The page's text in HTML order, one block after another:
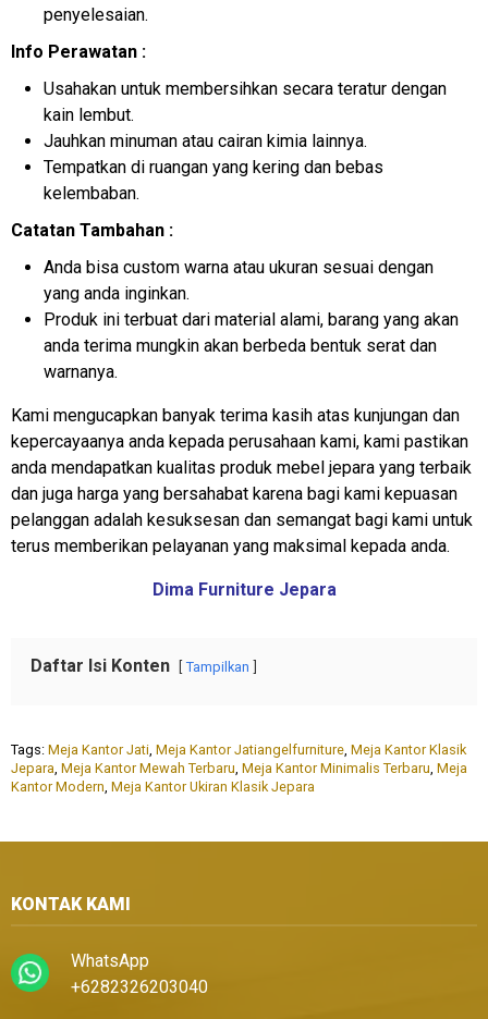
penyelesaian.
Info Perawatan :
Usahakan untuk membersihkan secara teratur dengan
kain lembut.
Jauhkan minuman atau cairan kimia lainnya.
Tempatkan di ruangan yang kering dan bebas
kelembaban.
Catatan Tambahan :
Anda bisa custom warna atau ukuran sesuai dengan
yang anda inginkan.
Produk ini terbuat dari material alami, barang yang akan
anda terima mungkin akan berbeda bentuk serat dan
warnanya.
Kami mengucapkan banyak terima kasih atas kunjungan dan
kepercayaanya anda kepada perusahaan kami, kami pastikan
anda mendapatkan kualitas produk mebel jepara yang terbaik
dan juga harga yang bersahabat karena bagi kami kepuasan
pelanggan adalah kesuksesan dan semangat bagi kami untuk
terus memberikan pelayanan yang maksimal kepada anda.
Dima Furniture Jepara
Daftar Isi Konten Tampilkan
Tags: Meja Kantor Jati Meja Kantor Jatiangelfurniture Meja Kantor Klasik
Jepara Meja Kantor Mewah Terbaru Meja Kantor Minimalis Terbaru Meja
Kantor Modern Meja Kantor Ukiran Klasik Jepara
KONTAK KAMI
WhatsApp
+6282326203040